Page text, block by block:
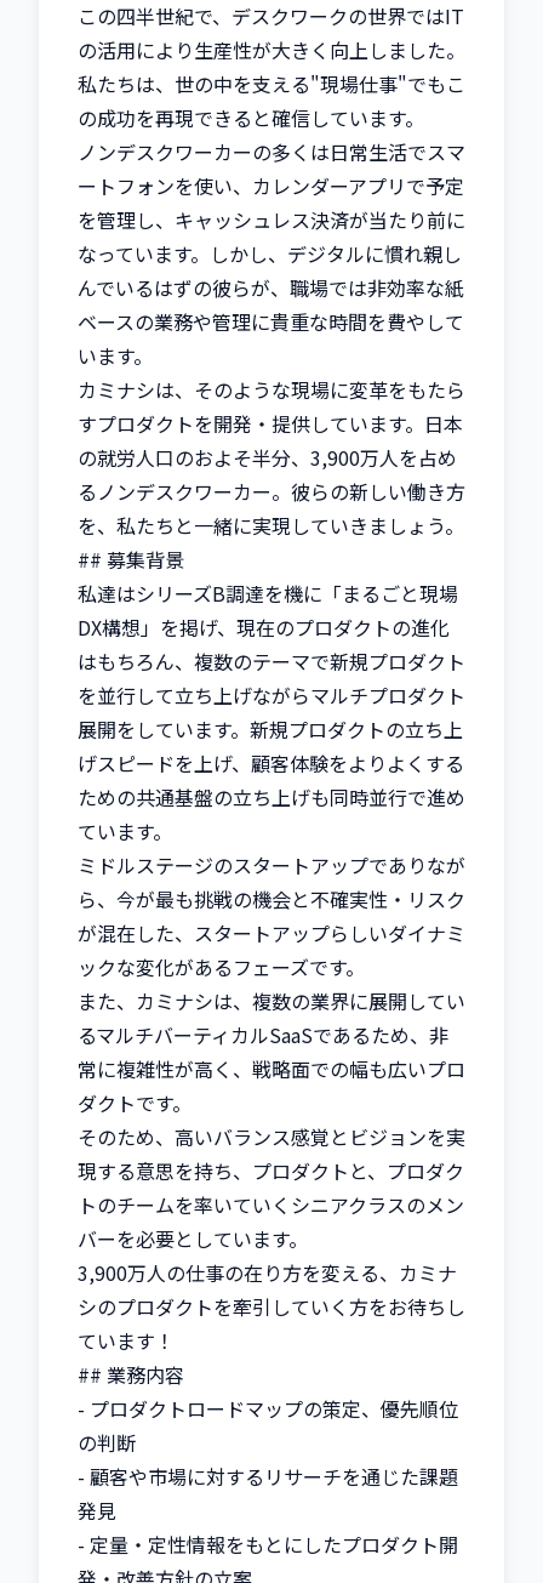
この四半世紀で、デスクワークの世界ではIT
の活用により生産性が大きく向上しました。
私たちは、世の中を支える"現場仕事"でもこ
の成功を再現できると確信しています。
ノンデスクワーカーの多くは日常生活でスマ
ートフォンを使い、カレンダーアプリで予定
を管理し、キャッシュレス決済が当たり前に
なっています。しかし、デジタルに慣れ親し
んでいるはずの彼らが、職場では非効率な紙
ベースの業務や管理に貴重な時間を費やして
います。
カミナシは、そのような現場に変革をもたら
すプロダクトを開発・提供しています。日本
の就労人口のおよそ半分、3,900万人を占め
るノンデスクワーカー。彼らの新しい働き方
を、私たちと一緒に実現していきましょう。
## 募集背景
私達はシリーズB調達を機に「まるごと現場
DX構想」を掲げ、現在のプロダクトの進化
はもちろん、複数のテーマで新規プロダクト
を並行して立ち上げながらマルチプロダクト
展開をしています。新規プロダクトの立ち上
げスピードを上げ、顧客体験をよりよくする
ための共通基盤の立ち上げも同時並行で進め
ています。
ミドルステージのスタートアップでありなが
ら、今が最も挑戦の機会と不確実性・リスク
が混在した、スタートアップらしいダイナミ
ックな変化があるフェーズです。
また、カミナシは、複数の業界に展開してい
るマルチバーティカルSaaSであるため、非
常に複雑性が高く、戦略面での幅も広いプロ
ダクトです。
そのため、高いバランス感覚とビジョンを実
現する意思を持ち、プロダクトと、プロダク
トのチームを率いていくシニアクラスのメン
バーを必要としています。
3,900万人の仕事の在り方を変える、カミナ
シのプロダクトを牽引していく方をお待ちし
ています！
## 業務内容
- プロダクトロードマップの策定、優先順位
の判断
- 顧客や市場に対するリサーチを通じた課題
発見
- 定量・定性情報をもとにしたプロダクト開